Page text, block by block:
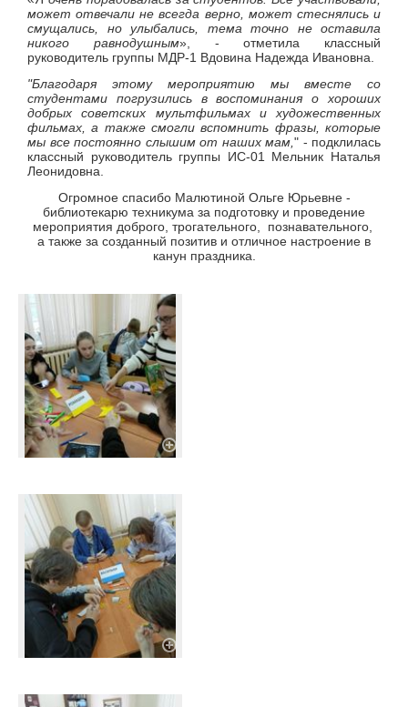
может отвечали не всегда верно, может стеснялись и
смущались, но улыбались, тема точно не оставила
никого равнодушным», - отметила классный
руководитель группы МДР-1 Вдовина Надежда Ивановна.
"Благодаря этому мероприятию мы вместе со
студентами погрузились в воспоминания о хороших
добрых советских мультфильмах и художественных
фильмах, а также смогли вспомнить фразы, которые
мы все постоянно слышим от наших мам, " - подклилась
классный руководитель группы ИС-01 Мельник Наталья
Леонидовна.
Огромное спасибо Малютиной Ольге Юрьевне -
библиотекарю техникума за подготовку и проведение
мероприятия доброго, трогательного, познавательного,
а также за созданный позитив и отличное настроение в
канун праздника.